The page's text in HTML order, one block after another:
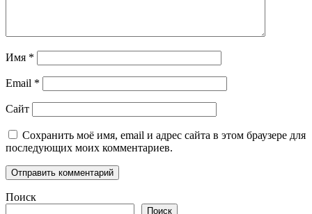
Имя *
Email *
Сайт
Сохранить моё имя, email и адрес сайта в этом браузере для
последующих моих комментариев.
Поиск
Поиск